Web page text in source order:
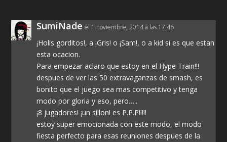
SumiNade el 1 noviembre, 2014 a las 17:46
¡Holis gorditos!, a ¡Gris! o ¡Sam!, o a kid si es que estan
esta ocacion.
Para empezar aclaro que estoy en el Hype Train!!!
despues de ver las 50 extravaganzas de smash, es
bonito que el juego sea mas competitivo y tenga
modo por gloria y eso, pero…..
¡8 jugadores! ¡un sillon! es P.P.P!!!!!
estoy super emocionada con este modo, el modo
fiesta perfecto para esas reuniones despues de la